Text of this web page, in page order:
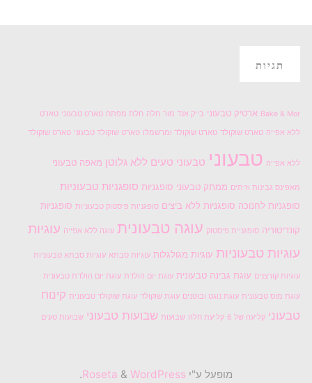
תגיות
Bake & Mor ארטיק טבעוני בייק אנד מור חלה חלת מפתח טארט טבעוני טארט
ללא אפייה טארט שוקולד טארט שוקולד ומרשמלו טארט שוקולד טבעוני טארט שוקולד
ללא אפייה טבעוני טבעוני טעים ללא גלוטן מאפה טבעוני
מאפינס גבינות וזיתים ממתק טבעוני סופגניות סופגניות טבעוניות
סופגניות לחנוכה סופגניות ללא ביצים סופגניות פיסטוק טבעוניות סופגניות
קונדיטוריה סופגניית פיסטוק עוגה טבעונית עוגה ללא אפייה עוגיות
עוגיות טבעוניות עוגיות מגולגלות עוגיות סבתא עוגיות סבתא טבעוניות
עוגיות קורצנים עוגת גבינה טבעונית עוגת יום הולדת עוגת יום הולדת טבעונית
עוגת מוס טבעונית עוגת נוגט ובוטנים עוגת שוקולד עוגת שוקולד טבעונית קינוח
טבעוני קליעה של 6 קליעת חלה שבועות שבועות טבעוני שבועות טעים
מופעל ע"י & WordPress
.